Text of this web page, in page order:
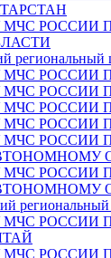
МЧС РОССИИ
региональный
МЧС РОССИИ
МЧС РОССИИ
МЧС РОССИИ
МЧС РОССИИ
МЧС РОССИИ
МЧС РОССИИ
региональный
МЧС РОССИИ
МЧС РОССИИ